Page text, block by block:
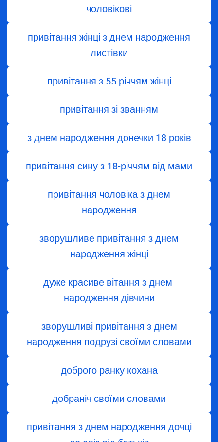
чоловікові
привітання жінці з днем народження
листівки
привітання з 55 річчям жінці
привітання зі званням
з днем народження донечки 18 років
привітання сину з 18-річчям від мами
привітання чоловіка з днем
народження
зворушливе привітання з днем
народження жінці
дуже красиве вітання з днем ​​
народження дівчини
зворушливі привітання з днем
народження подрузі своїми словами
доброго ранку кохана
добраніч своїми словами
привітання з днем народження дочці